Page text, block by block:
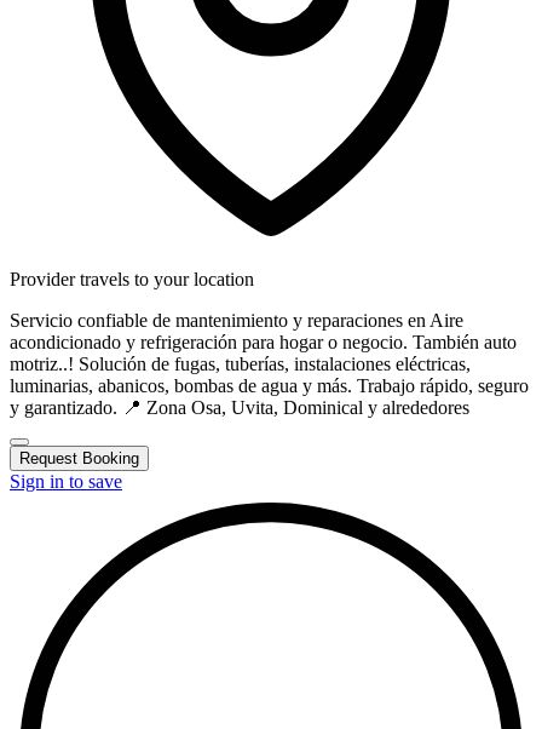
Provider travels to your location
Servicio confiable de mantenimiento y reparaciones en Aire
acondicionado y refrigeración para hogar o negocio. También auto
motriz..! Solución de fugas, tuberías, instalaciones eléctricas,
luminarias, abanicos, bombas de agua y más. Trabajo rápido, seguro
y garantizado. 📍 Zona Osa, Uvita, Dominical y alrededores
Request Booking
Sign in to save